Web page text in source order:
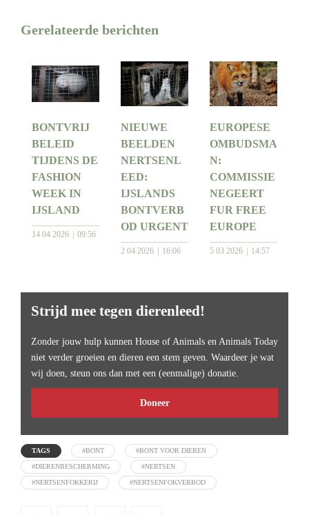
Gerelateerde berichten
BONTVRIJ
BELEID
TIJDENS DE
FASHION
WEEK IN
IJSLAND
14 04 2026 09:56
NIEUWE
BEELDEN
NERTSENL
EED:
IJSLANDS
BONTVERB
OD URGENT
2 04 2026 16:06
EUROPESE
OMBUDSMA
N:
COMMISSIE
NEGEERT
FUR FREE
EUROPE
5 03 2026 14:57
Strijd mee tegen dierenleed!
Zonder jouw hulp kunnen House of Animals en Animals Today
niet verder groeien en dieren een stem geven. Waardeer je wat
wij doen, steun ons dan met een (eenmalige) donatie.
Doneer
TAGS #BONT #BONT VOOR DIEREN
#DIERENBESCHERMING #NERTSEN
#NERTSENFOKKERIJ #NERTSENFOKVERBOD